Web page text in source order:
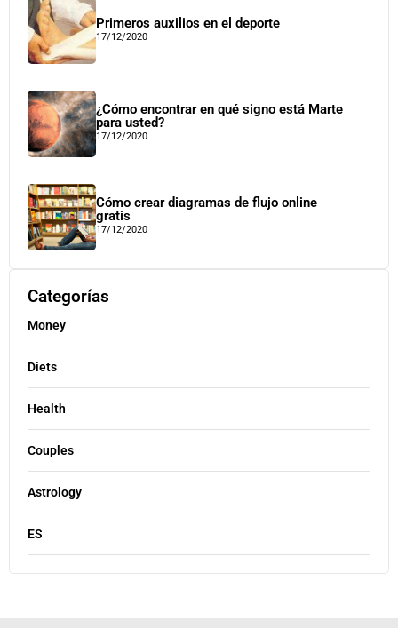
Primeros auxilios en el deporte
17/12/2020
¿Cómo encontrar en qué signo está Marte
para usted?
17/12/2020
Cómo crear diagramas de flujo online
gratis
17/12/2020
Categorías
Money
Diets
Health
Couples
Astrology
ES